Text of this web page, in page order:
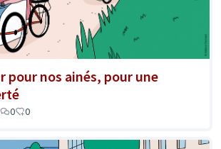
pour nos ainés, pour une
0 0